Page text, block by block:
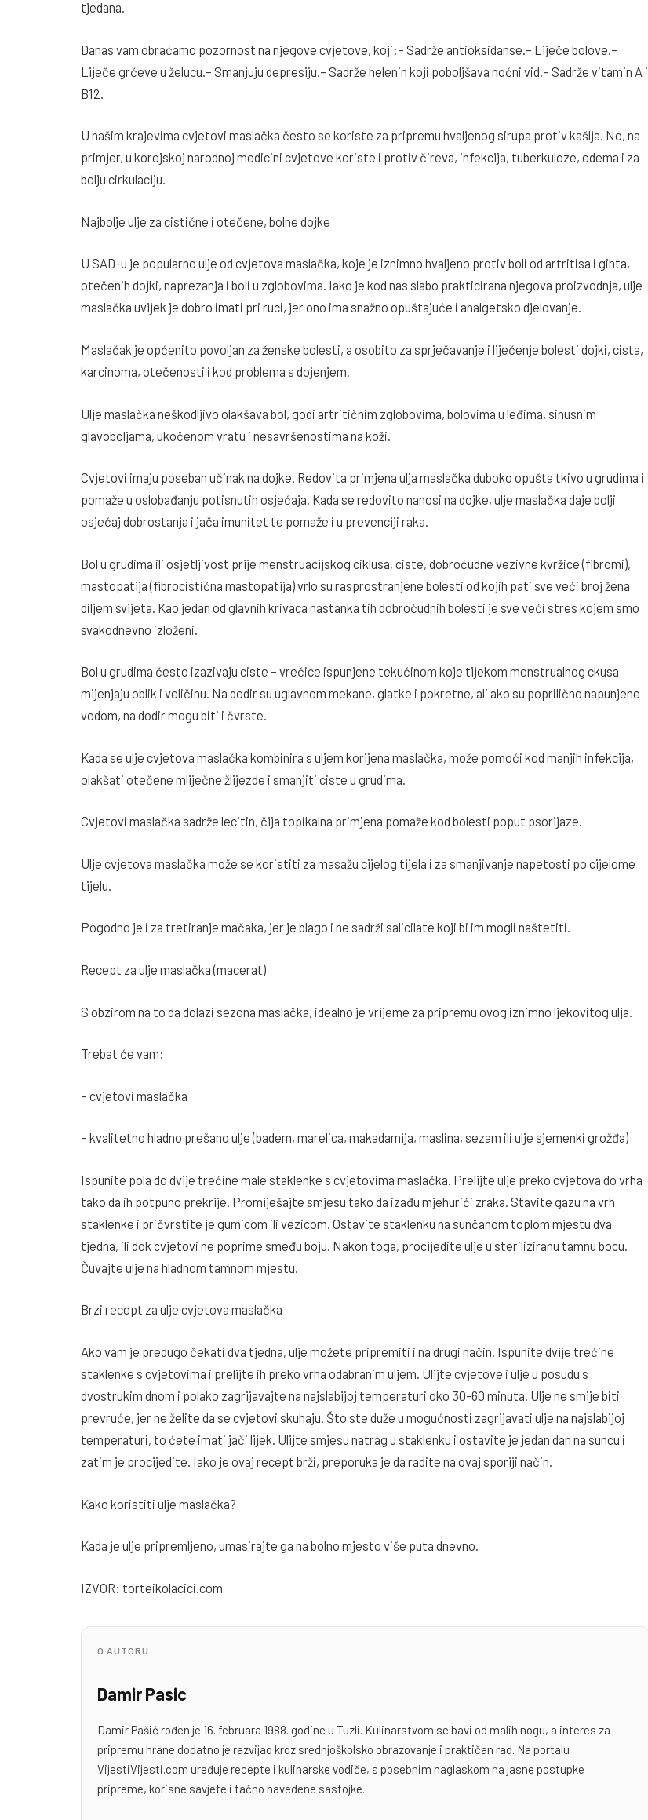
tjedana.
Danas vam obraćamo pozornost na njegove cvjetove, koji:– Sadrže antioksidanse.– Liječe bolove.–
Liječe grčeve u želucu.– Smanjuju depresiju.– Sadrže helenin koji poboljšava noćni vid.– Sadrže vitamin A i
B12.
U našim krajevima cvjetovi maslačka često se koriste za pripremu hvaljenog sirupa protiv kašlja. No, na
primjer, u korejskoj narodnoj medicini cvjetove koriste i protiv čireva, infekcija, tuberkuloze, edema i za
bolju cirkulaciju.
Najbolje ulje za cistične i otečene, bolne dojke
U SAD-u je popularno ulje od cvjetova maslačka, koje je iznimno hvaljeno protiv boli od artritisa i gihta,
otečenih dojki, naprezanja i boli u zglobovima. Iako je kod nas slabo prakticirana njegova proizvodnja, ulje
maslačka uvijek je dobro imati pri ruci, jer ono ima snažno opuštajuće i analgetsko djelovanje.
Maslačak je općenito povoljan za ženske bolesti, a osobito za sprječavanje i liječenje bolesti dojki, cista,
karcinoma, otečenosti i kod problema s dojenjem.
Ulje maslačka neškodljivo olakšava bol, godi artritičnim zglobovima, bolovima u leđima, sinusnim
glavoboljama, ukočenom vratu i nesavršenostima na koži.
Cvjetovi imaju poseban učinak na dojke. Redovita primjena ulja maslačka duboko opušta tkivo u grudima i
pomaže u oslobađanju potisnutih osjećaja. Kada se redovito nanosi na dojke, ulje maslačka daje bolji
osjećaj dobrostanja i jača imunitet te pomaže i u prevenciji raka.
Bol u grudima ili osjetljivost prije menstruacijskog ciklusa, ciste, dobroćudne vezivne kvržice (fibromi),
mastopatija (fibrocistična mastopatija) vrlo su rasprostranjene bolesti od kojih pati sve veći broj žena
diljem svijeta. Kao jedan od glavnih krivaca nastanka tih dobroćudnih bolesti je sve veći stres kojem smo
svakodnevno izloženi.
Bol u grudima često izazivaju ciste – vrećice ispunjene tekućinom koje tijekom menstrualnog ckusa
mijenjaju oblik i veličinu. Na dodir su uglavnom mekane, glatke i pokretne, ali ako su poprilično napunjene
vodom, na dodir mogu biti i čvrste.
Kada se ulje cvjetova maslačka kombinira s uljem korijena maslačka, može pomoći kod manjih infekcija,
olakšati otečene mliječne žlijezde i smanjiti ciste u grudima.
Cvjetovi maslačka sadrže lecitin, čija topikalna primjena pomaže kod bolesti poput psorijaze.
Ulje cvjetova maslačka može se koristiti za masažu cijelog tijela i za smanjivanje napetosti po cijelome
tijelu.
Pogodno je i za tretiranje mačaka, jer je blago i ne sadrži salicilate koji bi im mogli naštetiti.
Recept za ulje maslačka (macerat)
S obzirom na to da dolazi sezona maslačka, idealno je vrijeme za pripremu ovog iznimno ljekovitog ulja.
Trebat će vam:
– cvjetovi maslačka
– kvalitetno hladno prešano ulje (badem, marelica, makadamija, maslina, sezam ili ulje sjemenki grožđa)
Ispunite pola do dvije trećine male staklenke s cvjetovima maslačka. Prelijte ulje preko cvjetova do vrha
tako da ih potpuno prekrije. Promiješajte smjesu tako da izađu mjehurići zraka. Stavite gazu na vrh
staklenke i pričvrstite je gumicom ili vezicom. Ostavite staklenku na sunčanom toplom mjestu dva
tjedna, ili dok cvjetovi ne poprime smeđu boju. Nakon toga, procijedite ulje u steriliziranu tamnu bocu.
Čuvajte ulje na hladnom tamnom mjestu.
Brzi recept za ulje cvjetova maslačka
Ako vam je predugo čekati dva tjedna, ulje možete pripremiti i na drugi način. Ispunite dvije trećine
staklenke s cvjetovima i prelijte ih preko vrha odabranim uljem. Ulijte cvjetove i ulje u posudu s
dvostrukim dnom i polako zagrijavajte na najslabijoj temperaturi oko 30-60 minuta. Ulje ne smije biti
prevruće, jer ne želite da se cvjetovi skuhaju. Što ste duže u mogućnosti zagrijavati ulje na najslabijoj
temperaturi, to ćete imati jači lijek. Ulijte smjesu natrag u staklenku i ostavite je jedan dan na suncu i
zatim je procijedite. Iako je ovaj recept brži, preporuka je da radite na ovaj sporiji način.
Kako koristiti ulje maslačka?
Kada je ulje pripremljeno, umasirajte ga na bolno mjesto više puta dnevno.
IZVOR: torteikolacici.com
O AUTORU
Damir Pasic
Damir Pašić rođen je 16. februara 1988. godine u Tuzli. Kulinarstvom se bavi od malih nogu, a interes za
pripremu hrane dodatno je razvijao kroz srednjoškolsko obrazovanje i praktičan rad. Na portalu
VijestiVijesti.com uređuje recepte i kulinarske vodiče, s posebnim naglaskom na jasne postupke
pripreme, korisne savjete i tačno navedene sastojke.